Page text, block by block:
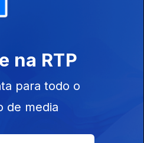
intervenção
controlo nas fronteiras
na RTP
para todo o
de media